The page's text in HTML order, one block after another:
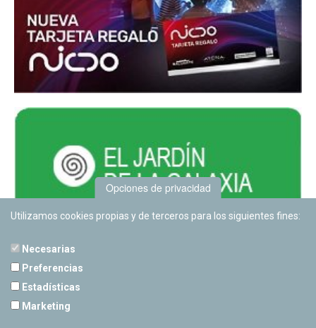
Opciones de privacidad
Utilizamos cookies propias y de terceros para los siguientes fines:
Necesarias
Preferencias
Estadísticas
Marketing